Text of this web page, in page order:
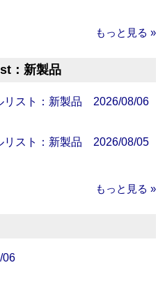
もっと見る »
：新製品
リスト：新製品 2026/08/06
リスト：新製品 2026/08/05
もっと見る »
06